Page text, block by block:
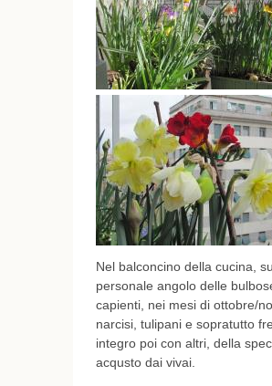
Nel balconcino della cucina,
personale angolo delle
capienti, nei mesi di ottobre/
narcisi, tulipani e sopratutto
integro poi con altri, della
acqusto dai vivai.